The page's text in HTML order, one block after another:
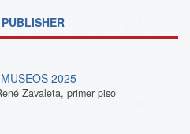
2025
Zavaleta, primer piso